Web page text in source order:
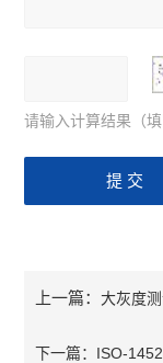
请输入计算结果（
上一篇：大灰度
下一篇： ISO-